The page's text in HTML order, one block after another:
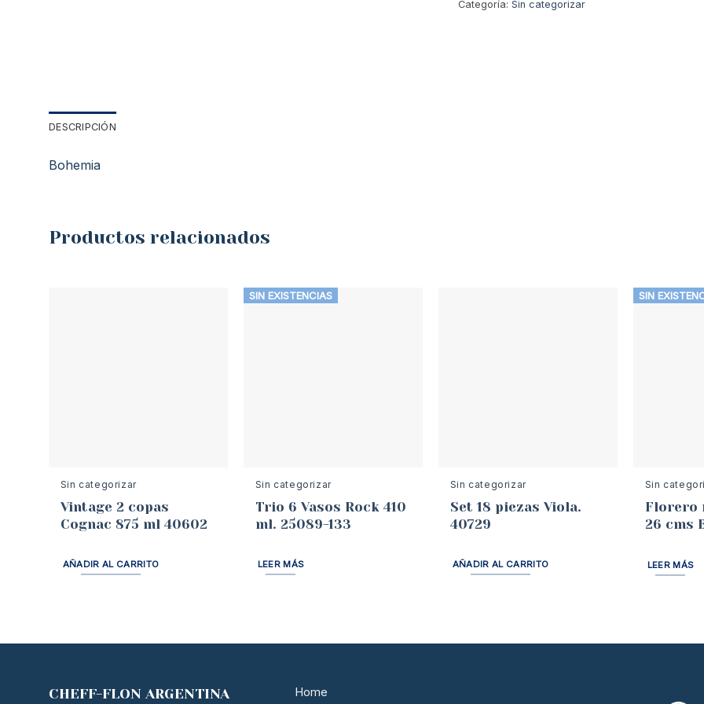
Categoría: Sin categorizar
DESCRIPCIÓN
Bohemia
Productos relacionados
Sin categorizar
Vintage 2 copas
Cognac 875 ml 40602
AÑADIR AL CARRITO
SIN EXISTENCIAS
Sin categorizar
Trio 6 Vasos Rock 410
ml. 25089-133
LEER MÁS
Sin categorizar
Set 18 piezas Viola.
40729
AÑADIR AL CARRITO
SIN
Sin
Florero
26 cms
LEER MÁS
CHEFF-FLON ARGENTINA Home